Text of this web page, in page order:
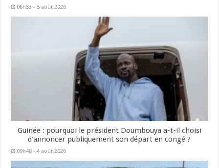
06h53 - 5 août 2026
Guinée : pourquoi le président Doumbouya a-t-il choisi
d’annoncer publiquement son départ en congé ?
09h48 - 4 août 2026